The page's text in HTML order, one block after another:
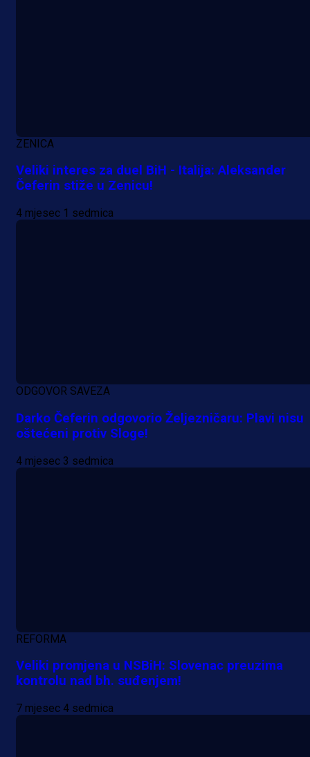
Bez pobjednika u Mostaru:
prvenstva!
7 h 45 min
ZENICA
Veliki interes za duel BiH - Italija: Aleksander
Čeferin stiže u Zenicu!
4 mjesec 1 sedmica
ODGOVOR SAVEZA
Darko Čeferin odgovorio Željezničaru: Plavi nisu
oštećeni protiv Sloge!
4 mjesec 3 sedmica
REFORMA
Veliki promjena u NSBiH: Slovenac preuzima
kontrolu nad bh. suđenjem!
7 mjesec 4 sedmica